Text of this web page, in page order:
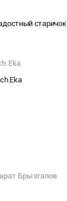
старичок
Брызгалов